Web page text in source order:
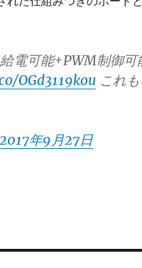
電可能+PWM制御可
OGd3119kouこれも
2017年9月27日